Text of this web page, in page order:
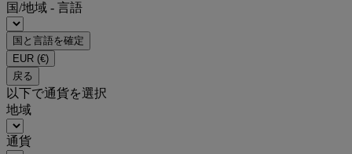
国/地域 - 言語
国と言語を確定
EUR (€)
戻る
以下で通貨を選択
地域
通貨